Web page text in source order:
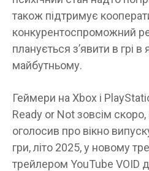
також підтримує
конкурентоспроможний
планується з’явити в грі
майбутньому.
Геймери на Xbox і
Ready or Not зовсім скоро,
оголосив про вікно
гри, літо 2025, у новому
трейлером YouTube VOID